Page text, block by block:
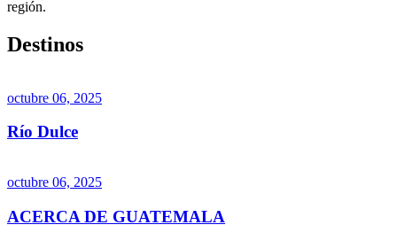
región.
Destinos
octubre 06, 2025
Río Dulce
octubre 06, 2025
ACERCA DE GUATEMALA